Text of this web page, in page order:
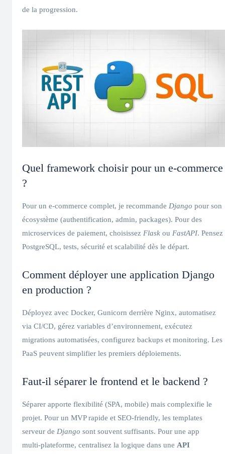
de la progression.
Quel framework choisir pour un e‑commerce
?
Pour un e‑commerce complet, je recommande Django pour son
écosystème (authentification, admin, packages). Pour des
microservices de paiement, choisissez Flask ou FastAPI. Pensez
PostgreSQL, tests, sécurité et scalabilité dès le départ.
Comment déployer une application Django
en production ?
Déployez avec Docker, Gunicorn derrière Nginx, automatisez
via CI/CD, gérez variables d’environnement, exécutez
migrations automatisées, configurez backups et monitoring. Les
PaaS peuvent simplifier les premiers déploiements.
Faut‑il séparer le frontend et le backend ?
Séparer apporte flexibilité (SPA, mobile) mais complexifie le
projet. Pour un MVP rapide et SEO‑friendly, les templates
serveur de Django sont souvent suffisants. Pour une app
multi‑plateforme, centralisez la logique dans une API